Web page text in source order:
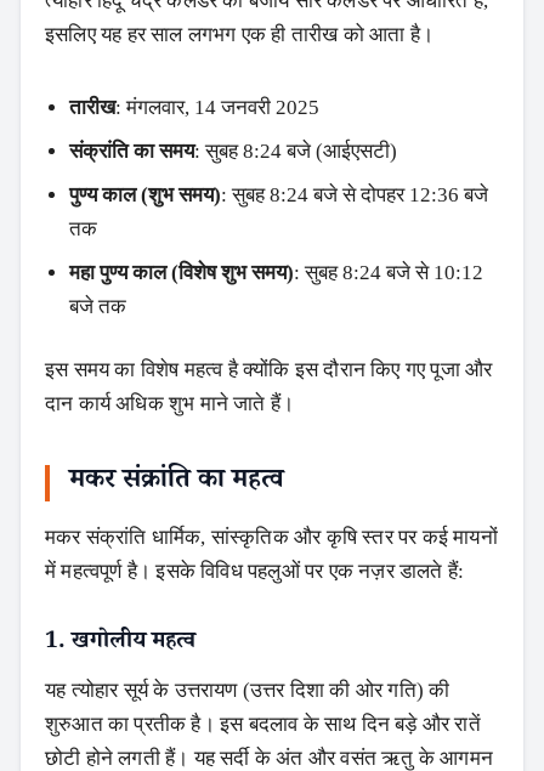
इसलिए यह हर साल लगभग एक ही तारीख को आता है।
तारीख: मंगलवार, 14 जनवरी 2025
संक्रांति का समय: सुबह 8:24 बजे (आईएसटी)
पुण्य काल (शुभ समय): सुबह 8:24 बजे से दोपहर 12:36 बजे
तक
महा पुण्य काल (विशेष शुभ समय): सुबह 8:24 बजे से 10:12
बजे तक
इस समय का विशेष महत्व है क्योंकि इस दौरान किए गए पूजा और
दान कार्य अधिक शुभ माने जाते हैं।
मकर संक्रांति का महत्व
मकर संक्रांति धार्मिक, सांस्कृतिक और कृषि स्तर पर कई मायनों
में महत्वपूर्ण है। इसके विविध पहलुओं पर एक नज़र डालते हैं:
1. खगोलीय महत्व
यह त्योहार सूर्य के उत्तरायण (उत्तर दिशा की ओर गति) की
शुरुआत का प्रतीक है। इस बदलाव के साथ दिन बड़े और रातें
छोटी होने लगती हैं। यह सर्दी के अंत और वसंत ऋतु के आगमन